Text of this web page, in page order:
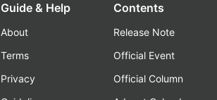
Guide & Help
About
Terms
Privacy
Contents
Release Note
Official Event
Official Column